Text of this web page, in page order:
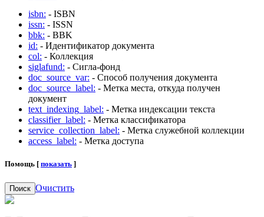
isbn: - ISBN
issn: - ISSN
bbk: - BBK
id: - Идентификатор документа
col: - Коллекция
siglafund: - Сигла-фонд
doc_source_var: - Способ получения документа
doc_source_label: - Метка места, откуда получен
документ
text_indexing_label: - Метка индексации текста
classifier_label: - Метка классификатора
service_collection_label: - Метка служебной коллекции
access_label: - Метка доступа
Помощь [ показать ]
Поиск Очистить